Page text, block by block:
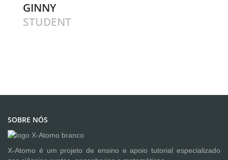
GINNY
STUDENT
SOBRE NÓS
X-Atomo é um projeto de ensino e apoio tutorial especializado